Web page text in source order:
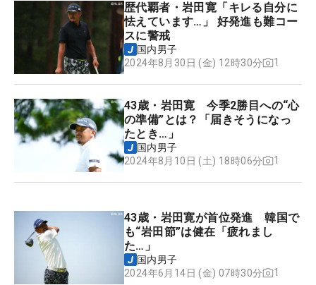
歴代覇者・岩田寛「キレる自分に
怯えています…」 好発進も難コー
スに警戒
国内男子
2024年8月30日 (金) 12時30分
1
43歳・岩田寛 今季2勝目への“心
の準備”とは？「届きそうになっ
たとき…」
国内男子
2024年8月10日 (土) 18時06分
1
43歳・岩田寛が首位発進 韓国で
も“岩田節”は健在「疲れまし
た…」
国内男子
2024年6月14日 (金) 07時30分
1